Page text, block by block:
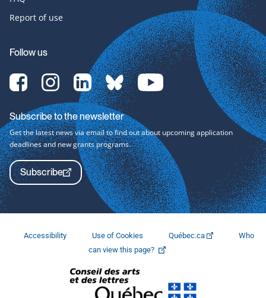
Report of use
Follow us
[Translate
to
English:]
Facebook-
svg
[Translate
to
English:]
Instagram-
svg
[Translate
to
English:]
LinkedIn-
svg
[Translate
to
English:]
bluesky-
svg
[Translate
to
Subscribe to the newsletter
Get the latest news via email to find out about upcoming application
deadlines and new grants programs.
Subscribe
Accessibility Use of Cookies Québec.ca
Who
can view this page?
This
in
a